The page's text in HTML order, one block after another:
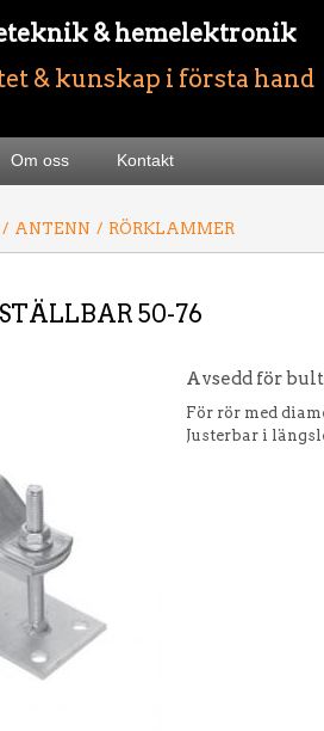
& hemelektronik
& kunskap i första hand
Om oss Kontakt
/ ANTENN / RÖRKLAMMER
50-76
Avsedd för
För rör med
Justerbar i